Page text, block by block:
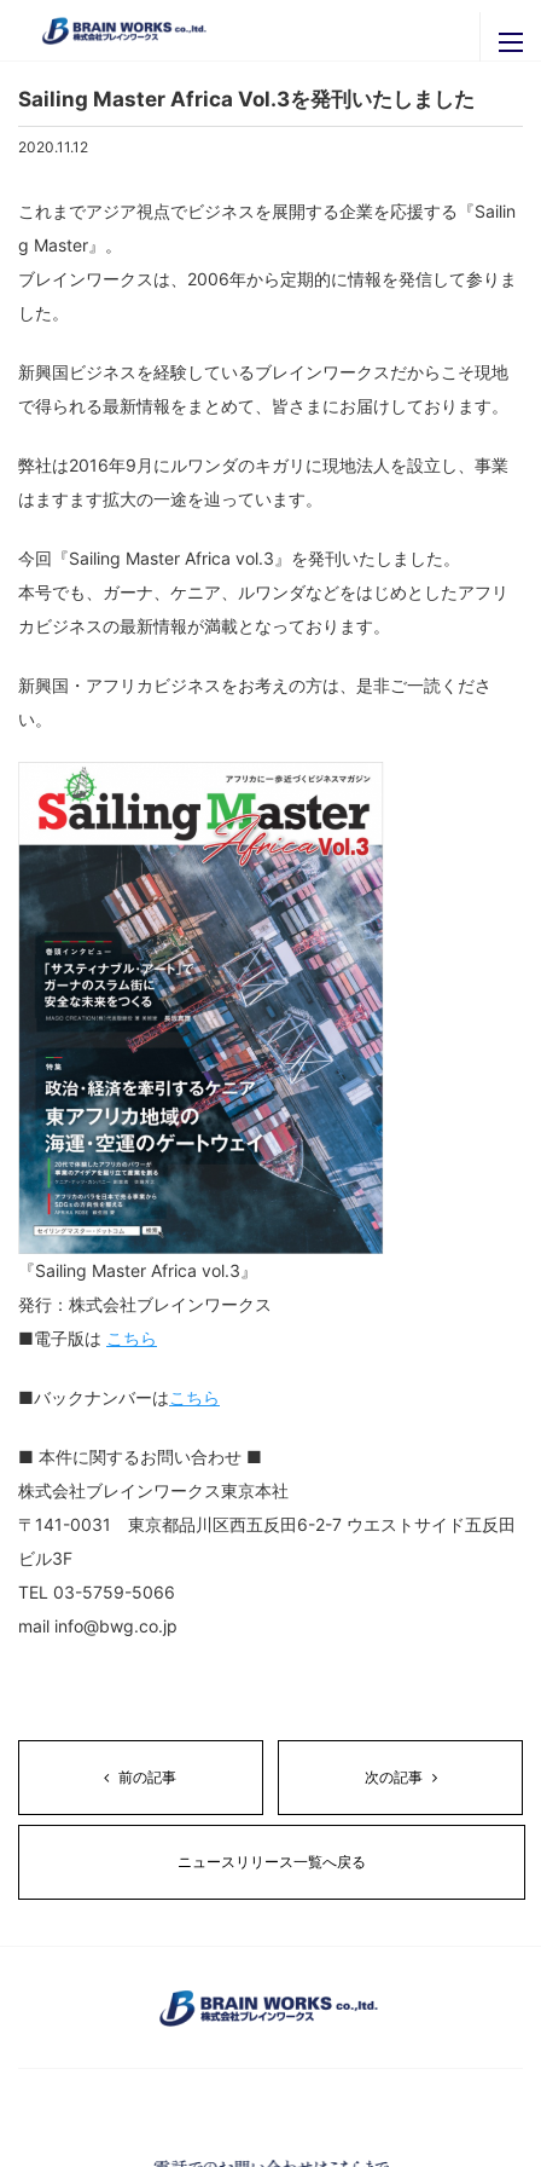
ブレインワークスの紹介
ブレインワークスの実績
官公庁・自治体のご担当者様へ
拠点一覧
ニュースリリース
セミナー・イベント
関連会社
株式会社ＩＴグローバルブレイン
株式会社カナリアコミュニケーションズ
Brainworks ASIA CO.,Ltd
株式会社アグリマスターズ
採用専用ページ
お問い合わせ
サービス内容
エンジニア募集
X
Facebook
経営革新支援事業、セキュリティサービス事業におけるコンサルティング・診断サー
ビス、ＩＴアウトソーシング事業におけるネットワーク構築・運用・保守サービス、
システム開発事業におけるシステム開発に関わる業務
Sailing Master Africa Vol.3を発刊いたしました
2020.11.12
これまでアジア視点でビジネスを展開する企業を応援する『Sailin
g Master』。
ブレインワークスは、2006年から定期的に情報を発信して参りま
した。
新興国ビジネスを経験しているブレインワークスだからこそ現地
で得られる最新情報をまとめて、皆さまにお届けしております。
弊社は2016年9月にルワンダのキガリに現地法人を設立し、事業
はますます拡大の一途を辿っています。
今回『Sailing Master Africa vol.3』を発刊いたしました。
本号でも、ガーナ、ケニア、ルワンダなどをはじめとしたアフリ
カビジネスの最新情報が満載となっております。
新興国・アフリカビジネスをお考えの方は、是非ご一読くださ
い。
『Sailing Master Africa vol.3』
発行：株式会社ブレインワークス
■電子版は こちら
■バックナンバーはこちら
■ 本件に関するお問い合わせ ■
株式会社ブレインワークス東京本社
〒141-0031 東京都品川区西五反田6-2-7 ウエストサイド五反田
ビル3F
TEL 03-5759-5066
mail info@bwg.co.jp
前の記事 次の記事
ニュースリリース一覧へ戻る